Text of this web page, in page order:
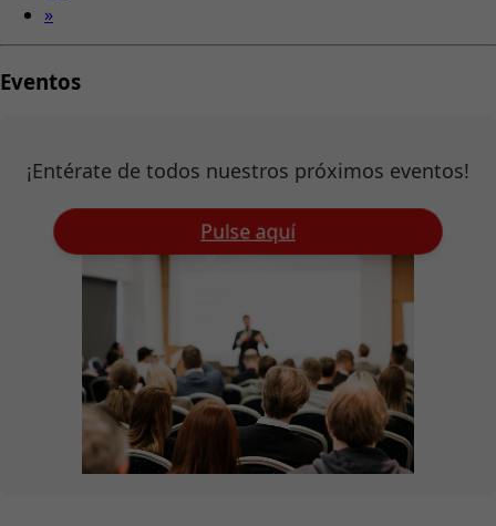
»
Eventos
¡Entérate de todos nuestros próximos eventos!
Pulse aquí